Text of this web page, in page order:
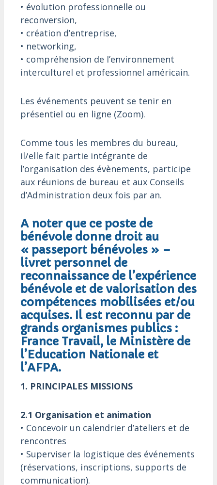
• évolution professionnelle ou
reconversion,
• création d’entreprise,
• networking,
• compréhension de l’environnement
interculturel et professionnel américain.
Les événements peuvent se tenir en
présentiel ou en ligne (Zoom).
Comme tous les membres du bureau,
il/elle fait partie intégrante de
l’organisation des évènements, participe
aux réunions de bureau et aux Conseils
d’Administration deux fois par an.
A noter que ce poste de
bénévole donne droit au
« passeport bénévoles » –
livret personnel de
reconnaissance de l’expérience
bénévole et de valorisation des
compétences mobilisées et/ou
acquises. Il est reconnu par de
grands organismes publics :
France Travail, le Ministère de
l’Education Nationale et
l’AFPA.
1. PRINCIPALES MISSIONS
2.1 Organisation et animation
• Concevoir un calendrier d’ateliers et de
rencontres
• Superviser la logistique des événements
(réservations, inscriptions, supports de
communication).